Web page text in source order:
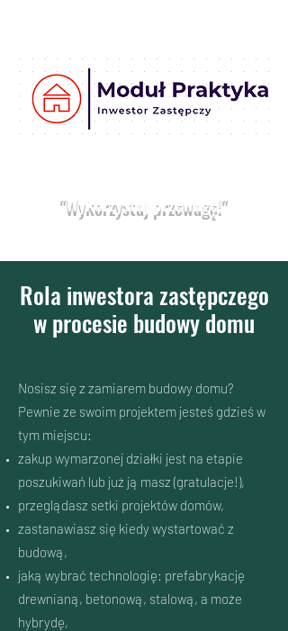
Moduł
Praktyka
"Wykorzystaj przewagę!"
Rola inwestora zastępczego
w procesie budowy domu
Nosisz się z zamiarem budowy domu?
Pewnie ze swoim projektem jesteś gdzieś w
tym miejscu:
zakup wymarzonej działki jest na etapie
poszukiwań lub już ją masz (gratulacje!),
przeglądasz setki projektów domów,
zastanawiasz się kiedy wystartować z
budową,
jaką wybrać technologię: prefabrykację
drewnianą, betonową, stalową, a może
hybrydę,